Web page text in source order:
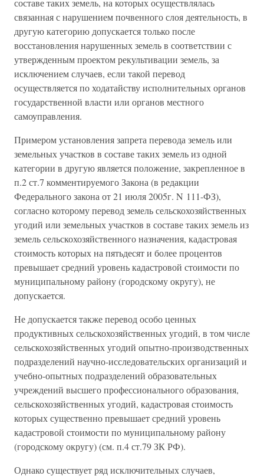
составе таких земель, на которых осуществлялась
связанная с нарушением почвенного слоя деятельность, в
другую категорию допускается только после
восстановления нарушенных земель в соответствии с
утвержденным проектом рекультивации земель, за
исключением случаев, если такой перевод
осуществляется по ходатайству исполнительных органов
государственной власти или органов местного
самоуправления.
Примером установления запрета перевода земель или
земельных участков в составе таких земель из одной
категории в другую является положение, закрепленное в
п.2 ст.7 комментируемого Закона (в редакции
Федерального закона от 21 июля 2005г. N 111-ФЗ),
согласно которому перевод земель сельскохозяйственных
угодий или земельных участков в составе таких земель из
земель сельскохозяйственного назначения, кадастровая
стоимость которых на пятьдесят и более процентов
превышает средний уровень кадастровой стоимости по
муниципальному району (городскому округу), не
допускается.
Не допускается также перевод особо ценных
продуктивных сельскохозяйственных угодий, в том числе
сельскохозяйственных угодий опытно-производственных
подразделений научно-исследовательских организаций и
учебно-опытных подразделений образовательных
учреждений высшего профессионального образования,
сельскохозяйственных угодий, кадастровая стоимость
которых существенно превышает средний уровень
кадастровой стоимости по муниципальному району
(городскому округу) (см. п.4 ст.79 ЗК РФ).
Однако существует ряд исключительных случаев,